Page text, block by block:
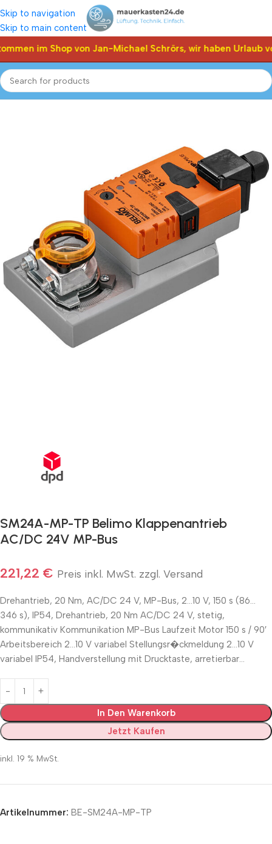
Skip to navigation
Skip to main content
im Shop von Jan-Michael Schrörs, wir haben Urlaub
Start Shop Klappen Stellantriebe, Stellmotor Belimo
SM24A-MP-TP Belimo Klappenantrieb
AC/DC 24V MP-Bus
221,22 € Preis inkl. MwSt. zzgl. Versand
Drehantrieb, 20 Nm, AC/DC 24 V, MP-Bus, 2…10 V, 150 s (86…
346 s), IP54, Drehantrieb, 20 Nm AC/DC 24 V, stetig,
kommunikativ Kommunikation MP-Bus Laufzeit Motor 150 s / 90′
Arbeitsbereich 2…10 V variabel Stellungsr�ckmeldung 2…10 V
variabel IP54, Handverstellung mit Drucktaste, arretierbar…
In Den Warenkorb
Jetzt Kaufen
inkl. 19 % MwSt.
Artikelnummer: BE-SM24A-MP-TP